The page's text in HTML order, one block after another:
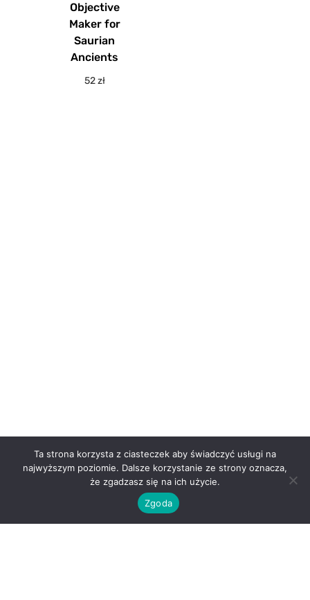
Objective
Maker for
Saurian
Ancients
52zł
Ta strona korzysta z ciasteczek aby świadczyć usługi na
najwyższym poziomie. Dalsze korzystanie ze strony oznacza,
że zgadzasz się na ich użycie.
Zgoda